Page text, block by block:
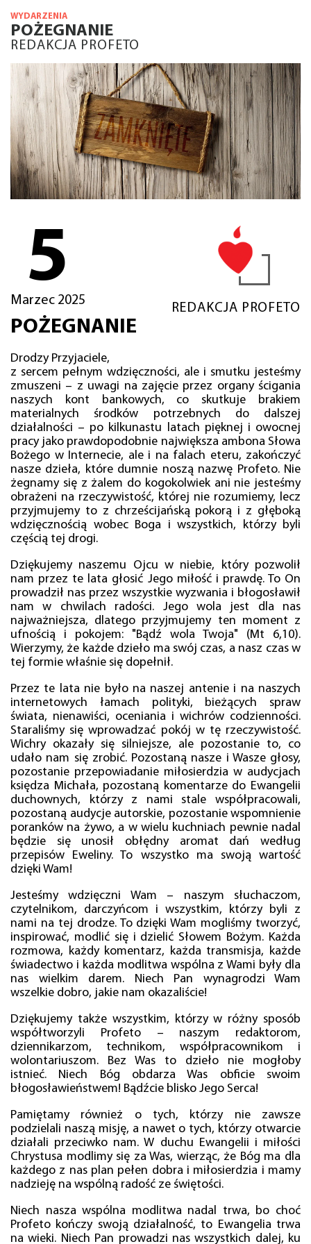
WYDARZENIA
POŻEGNANIE
REDAKCJA PROFETO
5
Marzec 2025
REDAKCJA PROFETO
POŻEGNANIE
Drodzy Przyjaciele,
z sercem pełnym wdzięczności, ale i smutku jesteśmy
zmuszeni – z uwagi na zajęcie przez organy ścigania
naszych kont bankowych, co skutkuje brakiem
materialnych środków potrzebnych do dalszej
działalności – po kilkunastu latach pięknej i owocnej
pracy jako prawdopodobnie największa ambona Słowa
Bożego w Internecie, ale i na falach eteru, zakończyć
nasze dzieła, które dumnie noszą nazwę Profeto. Nie
żegnamy się z żalem do kogokolwiek ani nie jesteśmy
obrażeni na rzeczywistość, której nie rozumiemy, lecz
przyjmujemy to z chrześcijańską pokorą i z głęboką
wdzięcznością wobec Boga i wszystkich, którzy byli
częścią tej drogi.
Dziękujemy naszemu Ojcu w niebie, który pozwolił
nam przez te lata głosić Jego miłość i prawdę. To On
prowadził nas przez wszystkie wyzwania i błogosławił
nam w chwilach radości. Jego wola jest dla nas
najważniejsza, dlatego przyjmujemy ten moment z
ufnością i pokojem: "Bądź wola Twoja" (Mt 6,10).
Wierzymy, że każde dzieło ma swój czas, a nasz czas w
tej formie właśnie się dopełnił.
Przez te lata nie było na naszej antenie i na naszych
internetowych łamach polityki, bieżących spraw
świata, nienawiści, oceniania i wichrów codzienności.
Staraliśmy się wprowadzać pokój w tę rzeczywistość.
Wichry okazały się silniejsze, ale pozostanie to, co
udało nam się zrobić. Pozostaną nasze i Wasze głosy,
pozostanie przepowiadanie miłosierdzia w audycjach
księdza Michała, pozostaną komentarze do Ewangelii
duchownych, którzy z nami stale współpracowali,
pozostaną audycje autorskie, pozostanie wspomnienie
poranków na żywo, a w wielu kuchniach pewnie nadal
będzie się unosił obłędny aromat dań według
przepisów Eweliny. To wszystko ma swoją wartość
dzięki Wam!
Jesteśmy wdzięczni Wam – naszym słuchaczom,
czytelnikom, darczyńcom i wszystkim, którzy byli z
nami na tej drodze. To dzięki Wam mogliśmy tworzyć,
inspirować, modlić się i dzielić Słowem Bożym. Każda
rozmowa, każdy komentarz, każda transmisja, każde
świadectwo i każda modlitwa wspólna z Wami były dla
nas wielkim darem. Niech Pan wynagrodzi Wam
wszelkie dobro, jakie nam okazaliście!
Dziękujemy także wszystkim, którzy w różny sposób
współtworzyli Profeto – naszym redaktorom,
dziennikarzom, technikom, współpracownikom i
wolontariuszom. Bez Was to dzieło nie mogłoby
istnieć. Niech Bóg obdarza Was obficie swoim
błogosławieństwem! Bądźcie blisko Jego Serca!
Pamiętamy również o tych, którzy nie zawsze
podzielali naszą misję, a nawet o tych, którzy otwarcie
działali przeciwko nam. W duchu Ewangelii i miłości
Chrystusa modlimy się za Was, wierząc, że Bóg ma dla
każdego z nas plan pełen dobra i miłosierdzia i mamy
nadzieję na wspólną radość ze świętości.
Niech nasza wspólna modlitwa nadal trwa, bo choć
Profeto kończy swoją działalność, to Ewangelia trwa
na wieki. Niech Pan prowadzi nas wszystkich dalej, ku